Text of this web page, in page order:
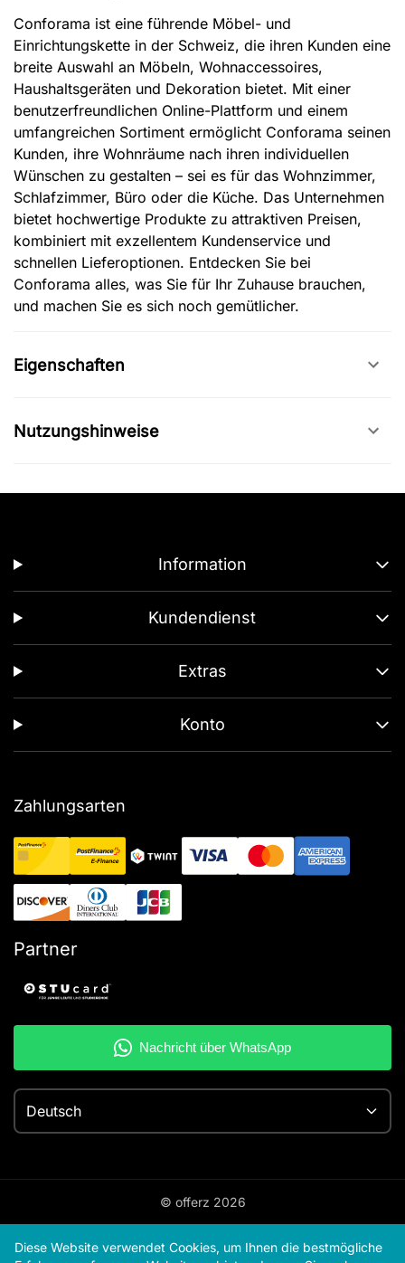
Conforama ist eine führende Möbel- und
Einrichtungskette in der Schweiz, die ihren Kunden eine
breite Auswahl an Möbeln, Wohnaccessoires,
Haushaltsgeräten und Dekoration bietet. Mit einer
benutzerfreundlichen Online-Plattform und einem
umfangreichen Sortiment ermöglicht Conforama seinen
Kunden, ihre Wohnräume nach ihren individuellen
Wünschen zu gestalten – sei es für das Wohnzimmer,
Schlafzimmer, Büro oder die Küche. Das Unternehmen
bietet hochwertige Produkte zu attraktiven Preisen,
kombiniert mit exzellentem Kundenservice und
schnellen Lieferoptionen. Entdecken Sie bei
Conforama alles, was Sie für Ihr Zuhause brauchen,
und machen Sie es sich noch gemütlicher.
Eigenschaften
Nutzungshinweise
Information
Kundendienst
Extras
Konto
Zahlungsarten
Partner
Deutsch
© offerz 2026
Diese Website verwendet Cookies, um Ihnen die bestmögliche